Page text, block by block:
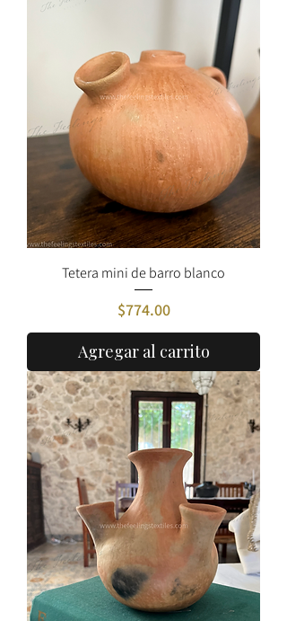
Tetera mini de barro blanco
Precio
$774.00
Agregar al carrito